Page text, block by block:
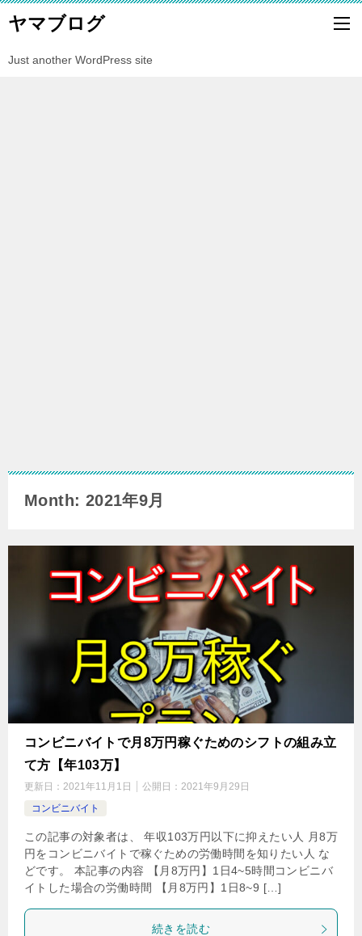
ヤマブログ
Just another WordPress site
Month: 2021年9月
コンビニバイトで月8万円稼ぐためのシフトの組み立
て方【年103万】
更新日： 2021年11月1日 公開日： 2021年9月29日
コンビニバイト
この記事の対象者は、 年収103万円以下に抑えたい人 月8万
円をコンビニバイトで稼ぐための労働時間を知りたい人 な
どです。 本記事の内容 【月8万円】1日4~5時間コンビニバ
イトした場合の労働時間 【月8万円】1日8~9 […]
続きを読む